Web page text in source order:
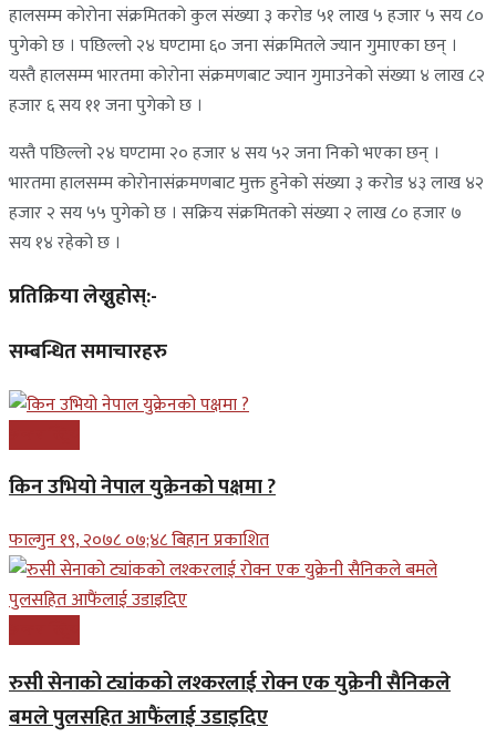
हालसम्म कोरोना संक्रमितको कुल संख्या ३ करोड ५१ लाख ५ हजार ५ सय ८०
पुगेको छ । पछिल्लो २४ घण्टामा ६० जना संक्रमितले ज्यान गुमाएका छन् ।
यस्तै हालसम्म भारतमा कोरोना संक्रमणबाट ज्यान गुमाउनेको संख्या ४ लाख ८२
हजार ६ सय ११ जना पुगेको छ ।
यस्तै पछिल्लो २४ घण्टामा २० हजार ४ सय ५२ जना निको भएका छन् ।
भारतमा हालसम्म कोरोनासंक्रमणबाट मुक्त हुनेको संख्या ३ करोड ४३ लाख ४२
हजार २ सय ५५ पुगेको छ । सक्रिय संक्रमितको संख्या २ लाख ८० हजार ७
सय १४ रहेको छ ।
प्रतिक्रिया लेख्नुहोस्:-
सम्बन्धित समाचारहरु
किन उभियो नेपाल युक्रेनको पक्षमा ?
फाल्गुन १९, २०७८ ०७;४८ बिहान प्रकाशित
रुसी सेनाको ट्यांकको लश्करलाई रोक्न एक युक्रेनी सैनिकले
बमले पुलसहित आफैंलाई उडाइदिए